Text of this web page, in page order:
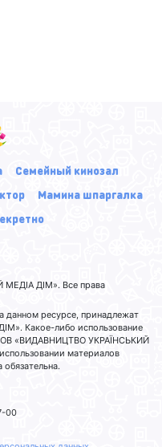
Семейный кинозал
Мамина шпаргалка
ДІМ». Все права
данном ресурсе, принадлежат
Какое-либо использование
«ВИДАВНИЦТВО УКРАЇНСЬКИЙ
материалов
00